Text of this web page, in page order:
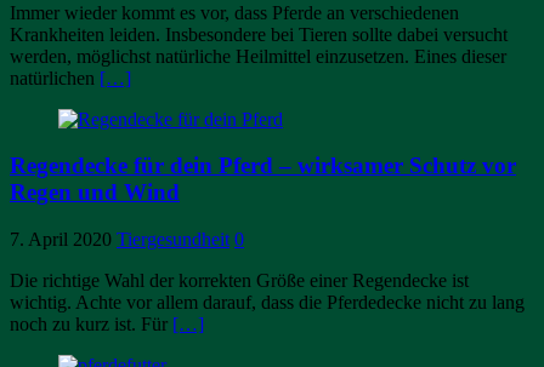
Immer wieder kommt es vor, dass Pferde an verschiedenen
Krankheiten leiden. Insbesondere bei Tieren sollte dabei versucht
werden, möglichst natürliche Heilmittel einzusetzen. Eines dieser
natürlichen […]
Regendecke für dein Pferd – wirksamer Schutz vor
Regen und Wind
7. April 2020 Tiergesundheit 0
Die richtige Wahl der korrekten Größe einer Regendecke ist
wichtig. Achte vor allem darauf, dass die Pferdedecke nicht zu lang
noch zu kurz ist. Für […]